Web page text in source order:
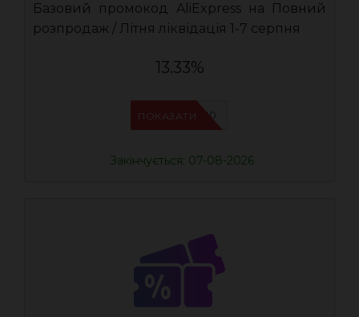
Базовий промокод AliExpress на Повний
розпродаж / Літня ліквідація 1-7 серпня
13.33%
IFSCDUA10
ПОКАЗАТИ
Закінчується: 07-08-2026